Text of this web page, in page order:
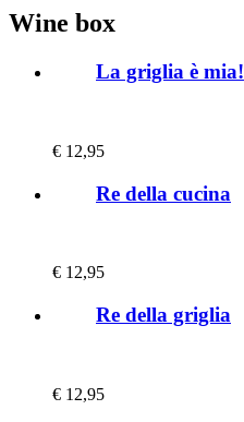
Wine box
La griglia è mia!
€ 12,95
Re della cucina
€ 12,95
Re della griglia
€ 12,95